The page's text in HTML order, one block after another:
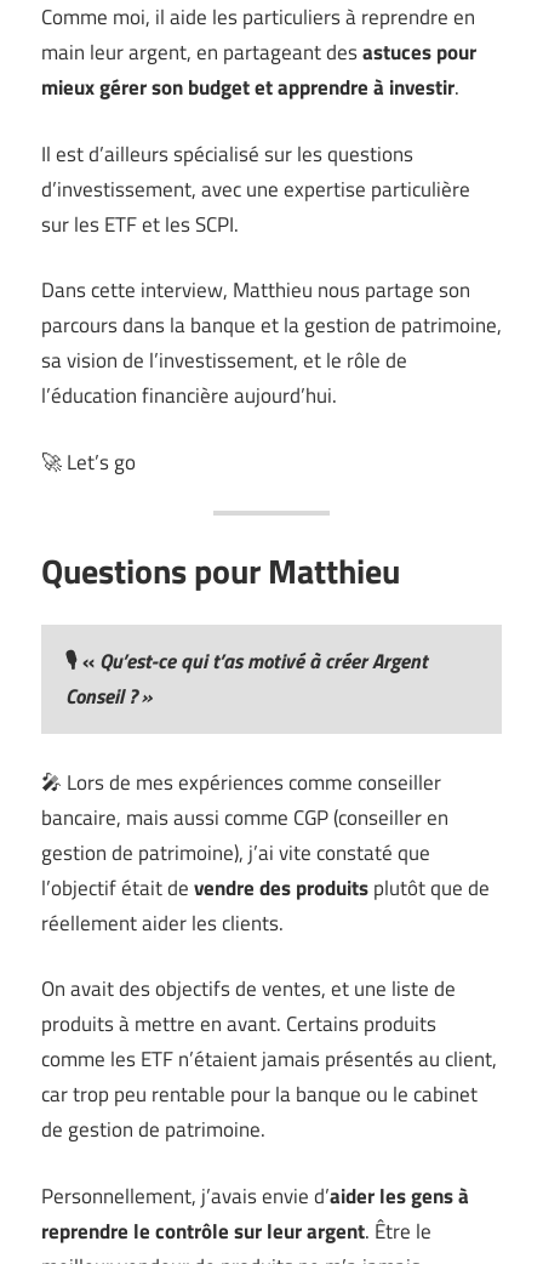
Comme moi, il aide les particuliers à reprendre en
main leur argent, en partageant desastuces pour
mieux gérer son budget et apprendre à investir.
Il est d’ailleurs spécialisé sur les questions
d’investissement, avec une expertise particulière
sur les ETF et les SCPI.
Dans cette interview, Matthieu nous partage son
parcours dans la banque et la gestion de patrimoine,
sa vision de l’investissement, et le rôle de
l’éducation financière aujourd’hui.
🚀 Let’s go
Questions pour Matthieu
🎙️«Qu’est-ce qui t’as motivé à créer Argent
Conseil ? »
🎤 Lors de mes expériences comme conseiller
bancaire, mais aussi comme CGP (conseiller en
gestion de patrimoine), j’ai vite constaté que
l’objectif était devendre des produitsplutôt que de
réellement aider les clients.
On avait des objectifs de ventes, et une liste de
produits à mettre en avant. Certains produits
comme les ETF n’étaient jamais présentés au client,
car trop peu rentable pour la banque ou le cabinet
de gestion de patrimoine.
Personnellement, j’avais envie d’aider les gens à
reprendre le contrôle sur leur argent. Être le